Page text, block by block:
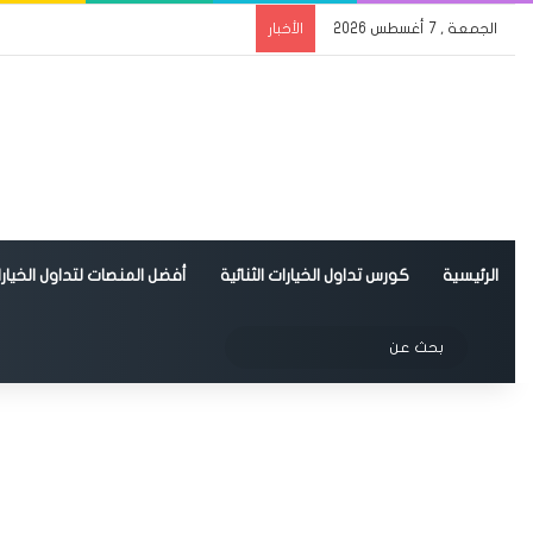
الجمعة , 7 أغسطس 2026 الأخبار
الرئيسية كورس تداول الخيارات الثنائية أفضل المنصات لتداول
الوضع المظلم
عن